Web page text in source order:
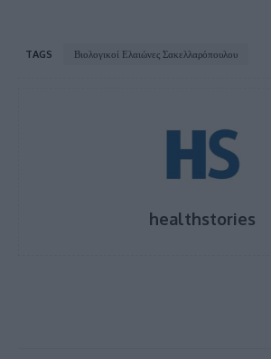
TAGS Βιολογικοί Ελαιώνες Σακελλαρόπουλου
healthstories